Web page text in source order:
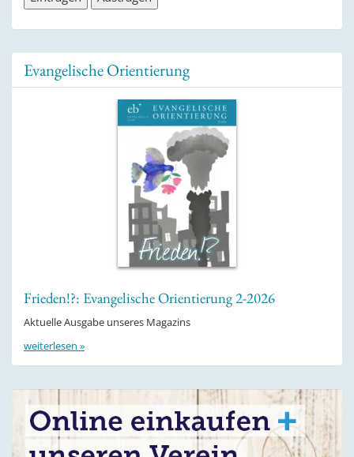
Evangelische Orientierung
Frieden!?: Evangelische Orientierung 2-2026
Aktuelle Ausgabe unseres Magazins
weiterlesen »